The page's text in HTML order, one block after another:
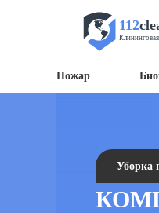
112
Пожар
Уборка